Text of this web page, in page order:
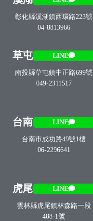
彰化縣溪湖鎮西環路223號
04-8813966
草屯 LINE
南投縣草屯鎮中正路699號
049-2311517
台南 LINE
台南市成功路49號1樓
06-2296641
虎尾 LINE
雲林縣虎尾鎮林森路一段
488-1號